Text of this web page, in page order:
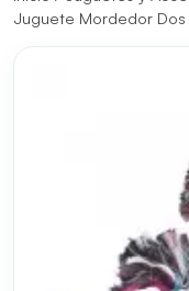
Juguete Mordedor